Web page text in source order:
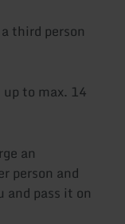
third person
to max. 14
an
person and
pass it on